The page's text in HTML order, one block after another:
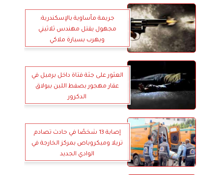
جريمة مأساوية بالإسكندرية:
مجهول يقتل مهندس ثلاثيني
ويهرب بسيارة ملاكي
العثور على جثة فتاة داخل برميل في
عقار مهجور بصفط اللبن ببولاق
الدكرور
إصابة 13 شخصًا في حادث تصادم
تريلا وميكروباص بمركز الخارجة في
الوادي الجديد